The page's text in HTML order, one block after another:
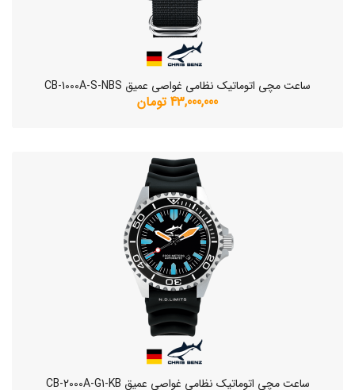
ساعت مچی اتوماتیک نظامی غواصی عمیق CB-1000A-S-NBS
43,000,000 تومان
ساعت مچی اتوماتیک نظامی غواصی عمیق CB-2000A-G1-KB